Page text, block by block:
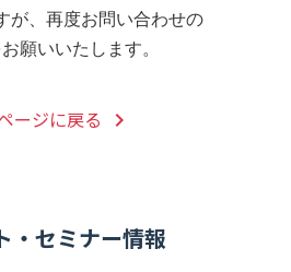
が、再度お問い合わせの
願いいたします。
ージに戻る keyboard_arrow_right
・セミナー情報